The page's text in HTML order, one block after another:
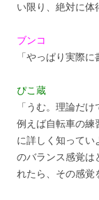
い限り、絶対に体
ブンコ
「やっぱり実際
ぴこ蔵
「うむ。理論だ
例えば自転車の練
に詳しく知ってい
のバランス感覚は
れたら、その感覚